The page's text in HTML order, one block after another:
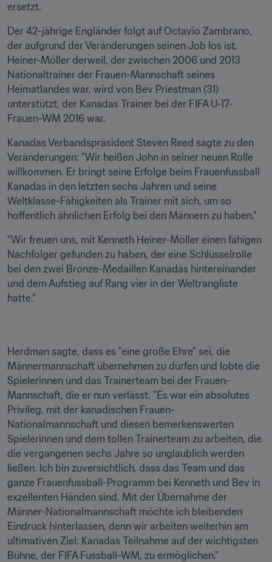
ersetzt.
Der 42-jährige Engländer folgt auf Octavio Zambrano,
der aufgrund der Veränderungen seinen Job los ist.
Heiner-Möller derweil, der zwischen 2006 und 2013
Nationaltrainer der Frauen-Mannschaft seines
Heimatlandes war, wird von Bev Priestman (31)
unterstützt, der Kanadas Trainer bei der FIFA U-17-
Frauen-WM 2016 war.
Kanadas Verbandspräsident Steven Reed sagte zu den
Veränderungen: "Wir heißen John in seiner neuen Rolle
willkommen. Er bringt seine Erfolge beim Frauenfussball
Kanadas in den letzten sechs Jahren und seine
Weltklasse-Fähigkeiten als Trainer mit sich, um so
hoffentlich ähnlichen Erfolg bei den Männern zu haben."
"Wir freuen uns, mit Kenneth Heiner-Möller einen fähigen
Nachfolger gefunden zu haben, der eine Schlüsselrolle
bei den zwei Bronze-Medaillen Kanadas hintereinander
und dem Aufstieg auf Rang vier in der Weltrangliste
hatte."
Herdman sagte, dass es "eine große Ehre" sei, die
Männermannschaft übernehmen zu dürfen und lobte die
Spielerinnen und das Trainerteam bei der Frauen-
Mannschaft, die er nun verlässt. "Es war ein absolutes
Privileg, mit der kanadischen Frauen-
Nationalmannschaft und diesen bemerkenswerten
Spielerinnen und dem tollen Trainerteam zu arbeiten, die
die vergangenen sechs Jahre so unglaublich werden
ließen. Ich bin zuversichtlich, dass das Team und das
ganze Frauenfussball-Programm bei Kenneth und Bev in
exzellenten Händen sind. Mit der Übernahme der
Männer-Nationalmannschaft möchte ich bleibenden
Eindruck hinterlassen, denn wir arbeiten weiterhin am
ultimativen Ziel: Kanadas Teilnahme auf der wichtigsten
Bühne, der FIFA Fussball-WM, zu ermöglichen."